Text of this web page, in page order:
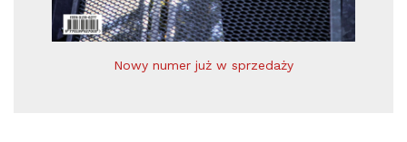
Nowy numer już w sprzedaży